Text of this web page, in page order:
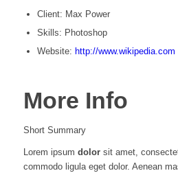
Client: Max Power
Skills: Photoshop
Website: http://www.wikipedia.com
More Info
Short Summary
Lorem ipsum dolorsit amet,
commodo ligula eget dolor. Aenean